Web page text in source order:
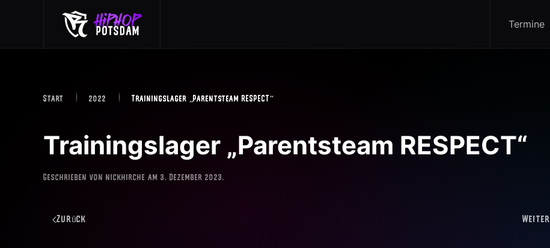
Skip to main content Termine
Start 2022 Trainingslager „Parentsteam RESPECT“
Trainingslager „Parentsteam RESPECT“
Geschrieben von nickhirche am 3. Dezember 2023.
Zurück Weiter